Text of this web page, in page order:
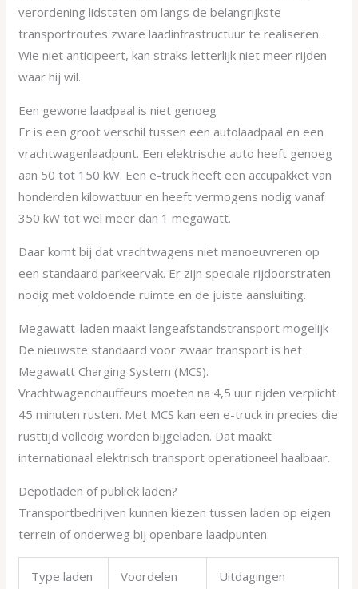
verordening lidstaten om langs de belangrijkste
transportroutes zware laadinfrastructuur te realiseren.
Wie niet anticipeert, kan straks letterlijk niet meer rijden
waar hij wil.
Een gewone laadpaal is niet genoeg
Er is een groot verschil tussen een autolaadpaal en een
vrachtwagenlaadpunt. Een elektrische auto heeft genoeg
aan 50 tot 150 kW. Een e-truck heeft een accupakket van
honderden kilowattuur en heeft vermogens nodig vanaf
350 kW tot wel meer dan 1 megawatt.
Daar komt bij dat vrachtwagens niet manoeuvreren op
een standaard parkeervak. Er zijn speciale rijdoorstraten
nodig met voldoende ruimte en de juiste aansluiting.
Megawatt-laden maakt langeafstandstransport mogelijk
De nieuwste standaard voor zwaar transport is het
Megawatt Charging System (MCS).
Vrachtwagenchauffeurs moeten na 4,5 uur rijden verplicht
45 minuten rusten. Met MCS kan een e-truck in precies die
rusttijd volledig worden bijgeladen. Dat maakt
internationaal elektrisch transport operationeel haalbaar.
Depotladen of publiek laden?
Transportbedrijven kunnen kiezen tussen laden op eigen
terrein of onderweg bij openbare laadpunten.
Type laden Voordelen Uitdagingen